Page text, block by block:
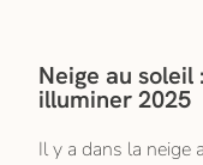
​Neige au
illuminer 2025
Il y a dans la neige